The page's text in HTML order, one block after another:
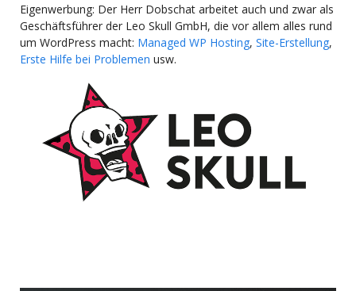
Eigenwerbung: Der Herr Dobschat arbeitet auch und zwar als
Geschäftsführer der Leo Skull GmbH, die vor allem alles rund
um WordPress macht: Managed WP Hosting, Site-Erstellung,
Erste Hilfe bei Problemen usw.